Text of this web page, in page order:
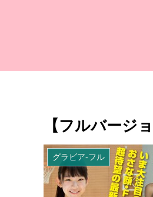
【フルバージ
グラビア-フル